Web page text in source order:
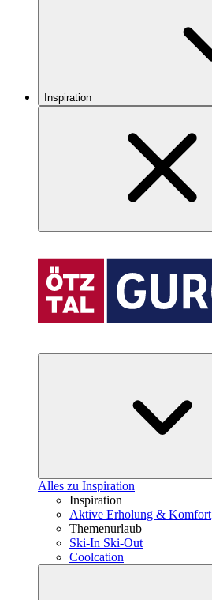
Inspiration
Alles zu Inspiration
Inspiration
Aktive Erholung & Komfort
Themenurlaub
Ski-In Ski-Out
Coolcation